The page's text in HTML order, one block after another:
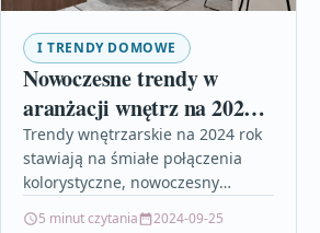
I TRENDY DOMOWE
Nowoczesne trendy w
aranżacji wnętrz na 2024
rok
Trendy wnętrzarskie na 2024 rok
stawiają na śmiałe połączenia
kolorystyczne, nowoczesny
5 minut czytania 2024-09-25